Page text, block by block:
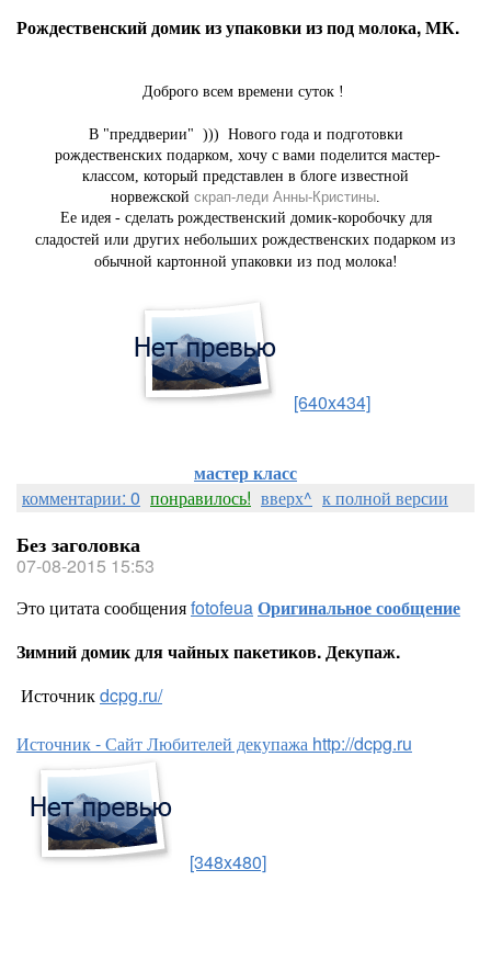
Рождественский домик из упаковки из под молока, МК.
Доброго всем времени суток !
В "преддверии" ))) Нового года и подготовки
рождественских подарком, хочу с вами поделится мастер-
классом, который представлен в блоге известной
норвежской скрап-леди Анны-Кристины.
Ее идея - сделать рождественский домик-коробочку для
сладостей или других небольших рождественских подарком из
обычной картонной упаковки из под молока!
[640x434]
мастер класс
комментарии: 0 понравилось! вверх^ к полной версии
Без заголовка
07-08-2015 15:53
Это цитата сообщенияfotofeuaОригинальное сообщение
Зимний домик для чайных пакетиков. Декупаж.
Источникdcpg.ru/
Источник - Сайт Любителей декупажа http://dcpg.ru
[348x480]